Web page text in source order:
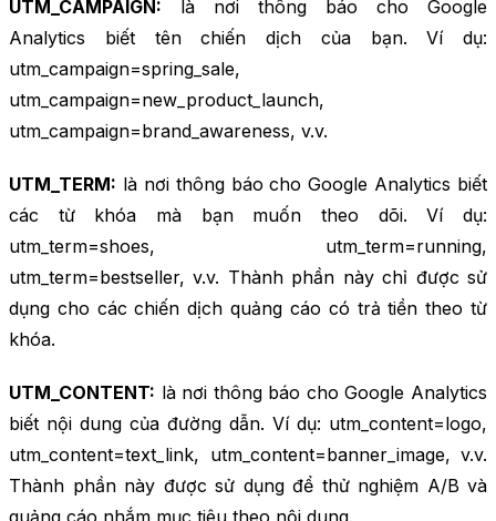
UTM_CAMPAIGN: là nơi thông báo cho Google
Analytics biết tên chiến dịch của bạn. Ví dụ:
utm_campaign=spring_sale,
utm_campaign=new_product_launch,
utm_campaign=brand_awareness, v.v.
UTM_TERM: là nơi thông báo cho Google Analytics biết
các từ khóa mà bạn muốn theo dõi. Ví dụ:
utm_term=shoes, utm_term=running,
utm_term=bestseller, v.v. Thành phần này chỉ được sử
dụng cho các chiến dịch quảng cáo có trả tiền theo từ
khóa.
UTM_CONTENT: là nơi thông báo cho Google Analytics
biết nội dung của đường dẫn. Ví dụ: utm_content=logo,
utm_content=text_link, utm_content=banner_image, v.v.
Thành phần này được sử dụng để thử nghiệm A/B và
quảng cáo nhắm mục tiêu theo nội dung.